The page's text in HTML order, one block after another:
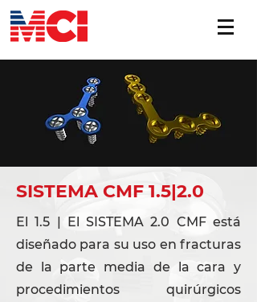
SISTEMA CMF 1.5|2.0
El 1.5 | El SISTEMA 2.0 CMF está
diseñado para su uso en fracturas
de la parte media de la cara y
procedimientos quirúrgicos